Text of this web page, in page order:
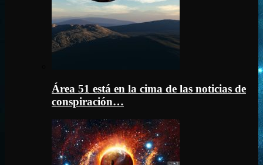
Área 51 está en la cima de las noticias de
conspiración…